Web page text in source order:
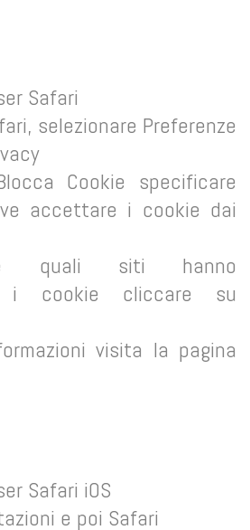
Safari
selezionare Preferenze
Cookie specificare
accettare i cookie dai
quali siti hanno
i cookie cliccare su
visita la pagina
Safari iOS
e poi Safari